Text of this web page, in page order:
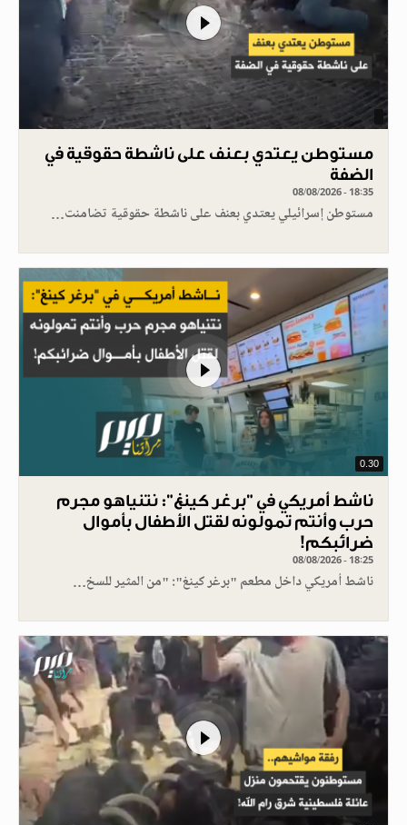
مستوطن يعتدي بعنف على ناشطة حقوقية في
الضفة
08/08/2026 - 18:35
مستوطن إسرائيلي يعتدي بعنف على ناشطة حقوقية تضامنت…
0.30
ناشط أمريكي في "برغر كينغ": نتنياهو مجرم
حرب وأنتم تمولونه لقتل الأطفال بأموال
ضرائبكم!
08/08/2026 - 18:25
ناشط أمريكي داخل مطعم "برغر كينغ": "من المثير للسخ…